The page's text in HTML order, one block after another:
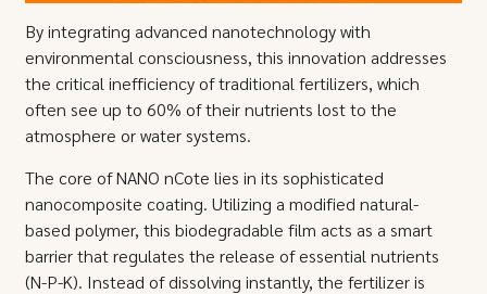
By integrating advanced nanotechnology with
environmental consciousness, this innovation addresses
the critical inefficiency of traditional fertilizers, which
often see up to 60% of their nutrients lost to the
atmosphere or water systems.
The core of NANO nCote lies in its sophisticated
nanocomposite coating. Utilizing a modified natural-
based polymer, this biodegradable film acts as a smart
barrier that regulates the release of essential nutrients
(N-P-K). Instead of dissolving instantly, the fertilizer is